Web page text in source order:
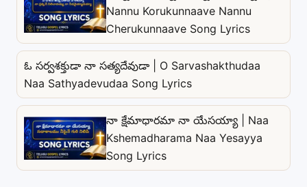
Nannu Korukunnaave Nannu
Cherukunnaave Song Lyrics
ఓ సర్వశక్తుడా నా సత్యదేవుడా | O Sarvashakthudaa
Naa Sathyadevudaa Song Lyrics
నా క్షేమాధారమా నా యేసయ్యా | Naa
Kshemadharama Naa Yesayya
Song Lyrics